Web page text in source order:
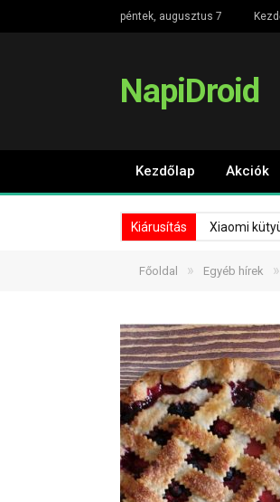
péntek, augusztus 7
NapiDroid
Kezdőlap Akciók
Kiárusítás Xiaomi
Főoldal » Egyéb hírek »